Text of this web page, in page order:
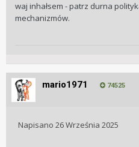
waj inhałsem - patrz durna
mechanizmów.
mario1971 74525
Napisano 26 Września 2025